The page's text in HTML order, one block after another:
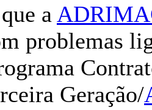
a
problemas
Geração/